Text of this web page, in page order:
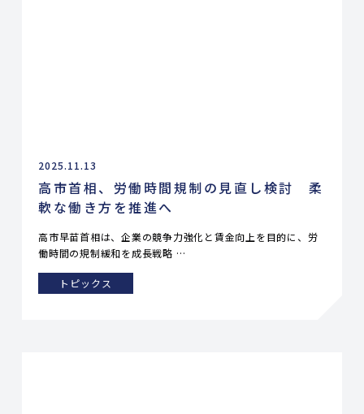
2025.11.13
高市首相、労働時間規制の見直し検討 柔
軟な働き方を推進へ
高市早苗首相は、企業の競争力強化と賃金向上を目的に、労
働時間の規制緩和を成長戦略 …
トピックス